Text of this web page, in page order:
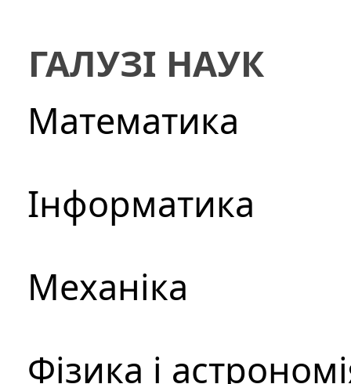
ГАЛУЗІ НАУК
Математика
Інформатика
Механіка
Фізика і